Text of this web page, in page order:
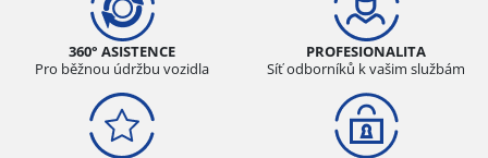
360° ASISTENCE
Pro běžnou údržbu vozidla
PROFESIONALITA
Síť odborníků k vašim službám